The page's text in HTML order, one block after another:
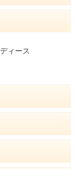
ィース